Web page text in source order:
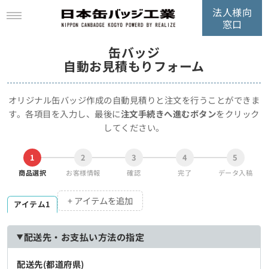
法人様向
窓口
缶バッジ
自動お見積もりフォーム
オリジナル缶バッジ作成の自動見積りと注文を行うことができま
す。各項目を入力し、最後に注文手続きへ進むボタンをクリック
してください。
1
商品選択
2
お客様情報
3
確認
4
完了
5
データ入稿
アイテム1 + アイテムを追加
配送先・お支払い方法の指定
配送先(都道府県)